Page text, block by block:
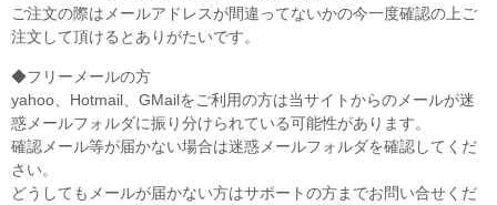
ご注文の際はメールアドレスが間違ってないかの今一度確認の上ご
注文して頂けるとありがたいです。
◆フリーメールの方
yahoo、Hotmail、GMailをご利用の方は当サイトからのメールが迷
惑メールフォルダに振り分けられている可能性があります。
確認メール等が届かない場合は迷惑メールフォルダを確認してくだ
さい。
どうしてもメールが届かない方はサポートの方までお問い合せくだ